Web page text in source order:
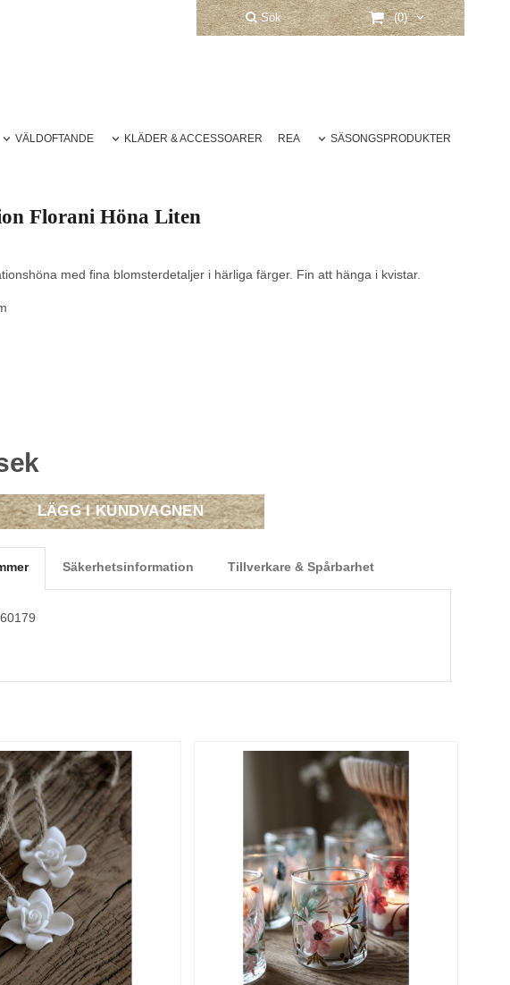
Sök (0)
VÄLDOFTANDE KLÄDER & ACCESSOARER REA SÄSONGSPRODUKTER
Florani Höna Liten
med fina blomsterdetaljer i härliga färger. Fin att hänga i kvistar.
LÄGG I KUNDVAGNEN
Säkerhetsinformation Tillverkare & Spårbarhet